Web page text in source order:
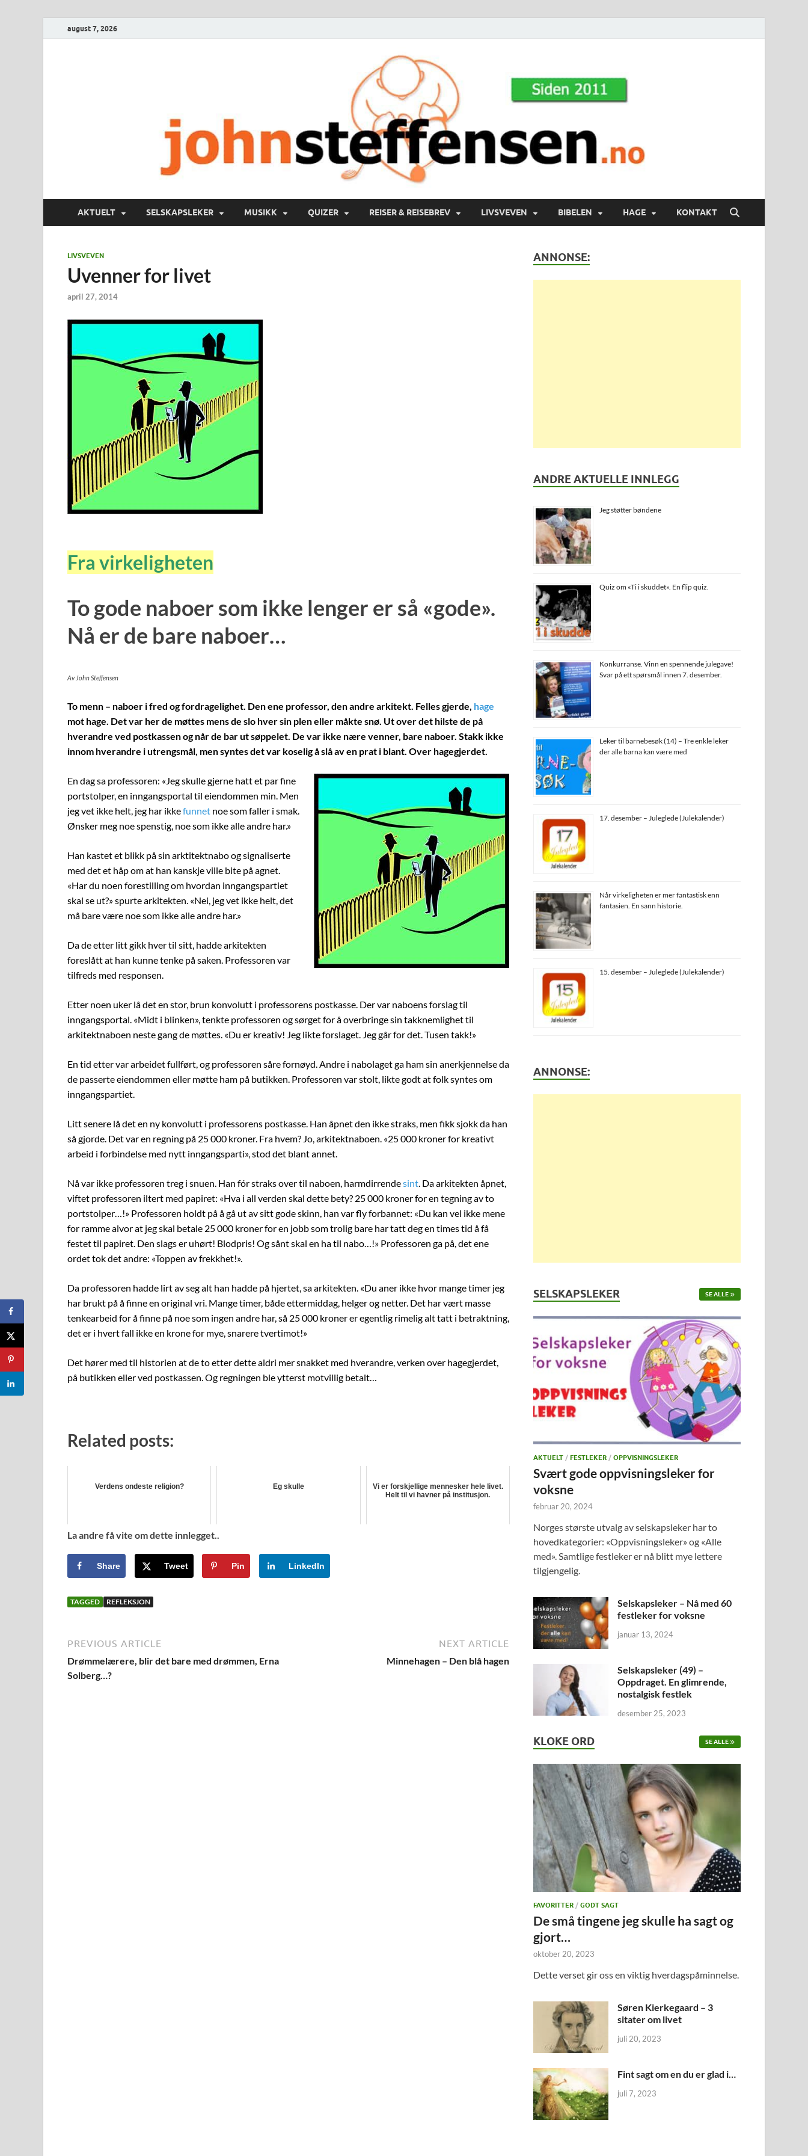
august 7, 2026
AKTUELT SELSKAPSLEKER MUSIKK QUIZER REISER & REISEBREV LIVSVEVEN BIBELEN HAGE KONTAKT
LIVSVEVEN
Uvenner for livet
april 27, 2014
Fra virkeligheten
To gode naboer som ikke lenger er så «gode».
Nå er de bare naboer…
Av John Steffensen
To menn – naboer i fred og fordragelighet. Den ene professor, den andre arkitekt. Felles gjerde, hage
mot hage. Det var her de møttes mens de slo hver sin plen eller måkte snø. Ut over det hilste de på
hverandre ved postkassen og når de bar ut søppelet. De var ikke nære venner, bare naboer. Stakk ikke
innom hverandre i utrengsmål, men syntes det var koselig å slå av en prat i blant. Over hagegjerdet.
En dag sa professoren: «Jeg skulle gjerne hatt et par fine
portstolper, en inngangsportal til eiendommen min. Men
jeg vet ikke helt, jeg har ikkefunnet noe som faller i smak.
Ønsker meg noe spenstig, noe som ikke alle andre har.»
Han kastet et blikk på sin arktitektnabo og signaliserte
med det et håp om at han kanskje ville bite på agnet.
«Har du noen forestilling om hvordan inngangspartiet
skal se ut?» spurte arkitekten. «Nei, jeg vet ikke helt, det
må bare være noe som ikke alle andre har.»
Da de etter litt gikk hver til sitt, hadde arkitekten
foreslått at han kunne tenke på saken. Professoren var
tilfreds med responsen.
Etter noen uker lå det en stor, brun konvolutt i professorens postkasse. Der var naboens forslag til
inngangsportal. «Midt i blinken», tenkte professoren og sørget for å overbringe sin takknemlighet til
arkitektnaboen neste gang de møttes. «Du er kreativ! Jeg likte forslaget. Jeg går for det. Tusen takk!»
En tid etter var arbeidet fullført, og professoren såre fornøyd. Andre i nabolaget ga ham sin anerkjennelse da
de passerte eiendommen eller møtte ham på butikken. Professoren var stolt, likte godt at folk syntes om
inngangspartiet.
Litt senere lå det en ny konvolutt i professorens postkasse. Han åpnet den ikke straks, men fikk sjokk da han
så gjorde. Det var en regning på 25 000 kroner. Fra hvem? Jo, arkitektnaboen. «25 000 kroner for kreativt
arbeid i forbindelse med nytt inngangsparti», stod det blant annet.
Nå var ikke professoren treg i snuen. Han fór straks over til naboen, harmdirrendesint . Da arkitekten åpnet,
viftet professoren iltert med papiret: «Hva i all verden skal dette bety? 25 000 kroner for en tegning av to
portstolper…!» Professoren holdt på å gå ut av sitt gode skinn, han var fly forbannet: «Du kan vel ikke mene
for ramme alvor at jeg skal betale 25 000 kroner for en jobb som trolig bare har tatt deg en times tid å få
festet til papiret. Den slags er uhørt! Blodpris! Og sånt skal en ha til nabo…!» Professoren ga på, det ene
ordet tok det andre: «Toppen av frekkhet!».
Da professoren hadde lirt av seg alt han hadde på hjertet, sa arkitekten. «Du aner ikke hvor mange timer jeg
har brukt på å finne en original vri. Mange timer, både ettermiddag, helger og netter. Det har vært masse
tenkearbeid for å finne på noe som ingen andre har, så 25 000 kroner er egentlig rimelig alt tatt i betraktning,
det er i hvert fall ikke en krone for mye, snarere tvertimot!»
Det hører med til historien at de to etter dette aldri mer snakket med hverandre, verken over hagegjerdet,
på butikken eller ved postkassen. Og regningen ble ytterst motvillig betalt…
Related posts:
Verdens ondeste religion? Eg skulle
Vi er forskjellige mennesker hele livet.
Helt til vi havner på institusjon.
La andre få vite om dette innlegget..
Share Tweet Pin LinkedIn
TAGGED REFLEKSJON
PREVIOUS ARTICLE
Drømmelærere, blir det bare med drømmen, Erna
Solberg…?
NEXT ARTICLE
Minnehagen – Den blå hagen
ANNONSE:
ANDRE AKTUELLE INNLEGG
Jeg støtter bøndene
Quiz om «Ti i skuddet». En flip quiz.
Konkurranse. Vinn en spennende julegave!
Svar på ett spørsmål innen 7. desember.
Leker til barnebesøk (14) – Tre enkle leker
der alle barna kan være med
17. desember – Juleglede (Julekalender)
Når virkeligheten er mer fantastisk enn
fantasien. En sann historie.
15. desember – Juleglede (Julekalender)
ANNONSE:
SELSKAPSLEKER SE ALLE
AKTUELT /FESTLEKER /OPPVISNINGSLEKER
Svært gode oppvisningsleker for
voksne
februar 20, 2024
Norges største utvalg av selskapsleker har to
hovedkategorier: «Oppvisningsleker» og «Alle
med». Samtlige festleker er nå blitt mye lettere
tilgjengelig.
Selskapsleker – Nå med 60
festleker for voksne
januar 13, 2024
Selskapsleker (49) –
Oppdraget. En glimrende,
nostalgisk festlek
desember 25, 2023
KLOKE ORD SE ALLE
FAVORITTER /GODT SAGT
De små tingene jeg skulle ha sagt og
gjort…
oktober 20, 2023
Dette verset gir oss en viktig hverdagspåminnelse.
Søren Kierkegaard – 3
sitater om livet
juli 20, 2023
Fint sagt om en du er glad i…
juli 7, 2023